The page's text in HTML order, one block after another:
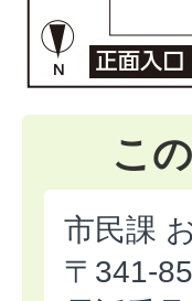
こ
市民課
〒341-